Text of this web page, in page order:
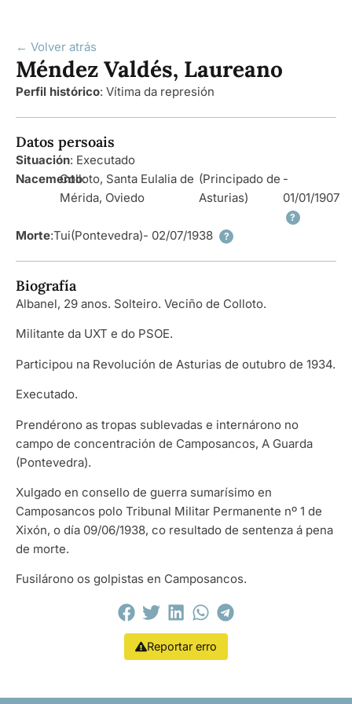
← Volver atrás
Méndez Valdés, Laureano
Perfil histórico: Vítima da represión
Datos persoais
Situación: Executado
Nacemento:
Colloto, Santa Eulalia de
Mérida, Oviedo
(Principado de
Asturias)
-
01/01/1907
?
Morte:Tui(Pontevedra)- 02/07/1938 ?
Biografía
Albanel, 29 anos. Solteiro. Veciño de Colloto.
Militante da UXT e do PSOE.
Participou na Revolución de Asturias de outubro de 1934.
Executado.
Prendérono as tropas sublevadas e internárono no
campo de concentración de Camposancos, A Guarda
(Pontevedra).
Xulgado en consello de guerra sumarísimo en
Camposancos polo Tribunal Militar Permanente nº 1 de
Xixón, o día 09/06/1938, co resultado de sentenza á pena
de morte.
Fusilárono os golpistas en Camposancos.
Reportar erro